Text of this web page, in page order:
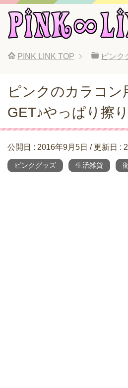
PINK LINK TOP ピンク
ピンクのカラコン
GET♪やっぱり擦
公開日 : 2016年9月5日 / 更新日 :
ピンクグッズ 生活雑貨